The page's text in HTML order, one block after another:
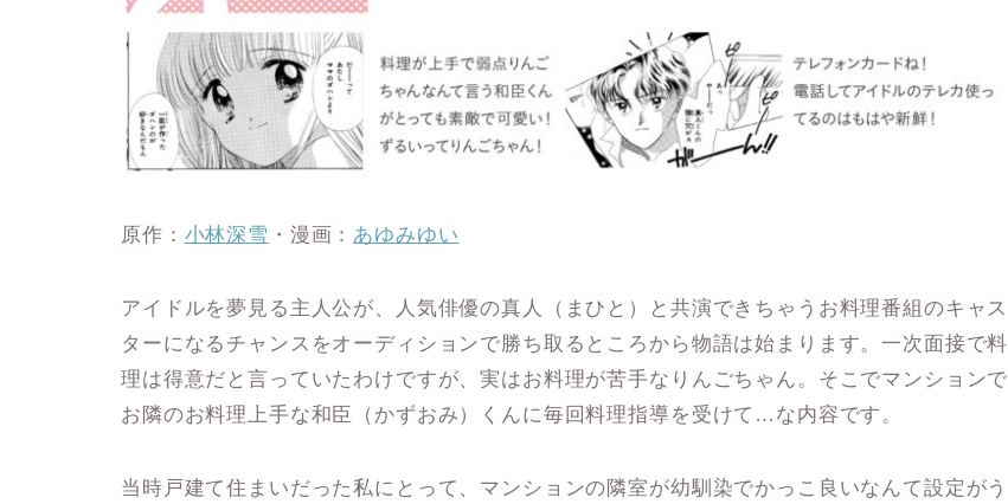
原作： 小林深雪 ・漫画： あゆみゆい
アイドルを夢見る主人公が、人気俳優の真人（まひと）と共演できちゃうお料理番組のキャス
ターになるチャンスをオーディションで勝ち取るところから物語は始まります。一次面接で料
理は得意だと言っていたわけですが、実はお料理が苦手なりんごちゃん。そこでマンションで
お隣のお料理上手な和臣（かずおみ）くんに毎回料理指導を受けて…な内容です。
当時戸建て住まいだった私にとって、マンションの隣室が幼馴染でかっこ良いなんて設定がう